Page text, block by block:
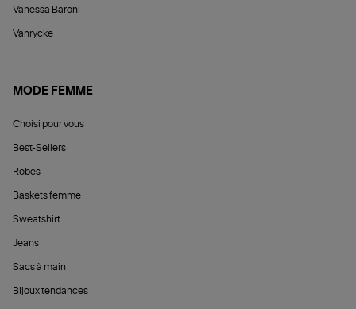
Vanessa Baroni
Vanrycke
MODE FEMME
Choisi pour vous
Best-Sellers
Robes
Baskets femme
Sweatshirt
Jeans
Sacs à main
Bijoux tendances